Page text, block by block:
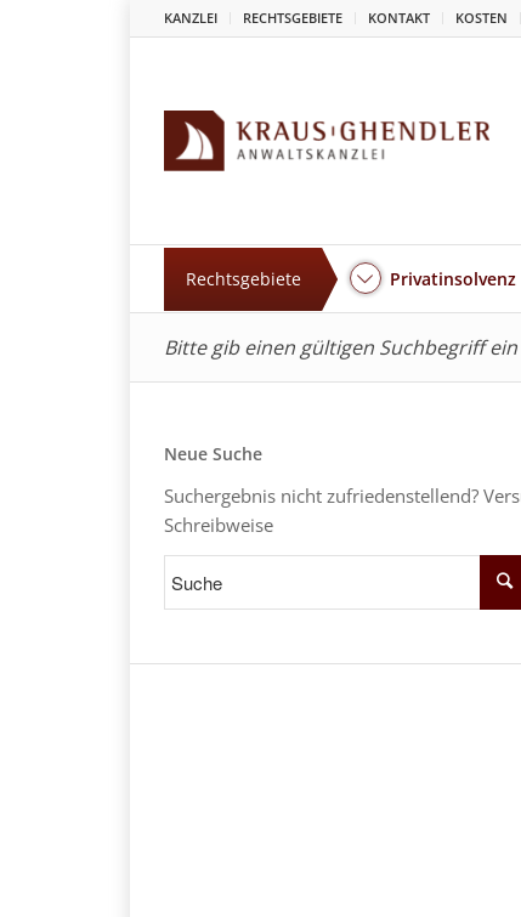
KANZLEI RECHTSGEBIETE KONTAKT KOSTEN
Rechtsgebiete Privatinsolvenz
Bitte gib einen gültigen Suchbegriff
Neue Suche
Suchergebnis nicht zufriedenstellend?
Schreibweise